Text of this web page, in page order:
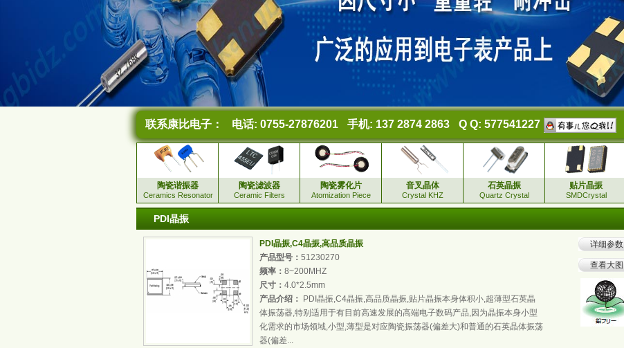
联系康比电子： 电话: 0755-27876201 手机: 137 2874 2863 Q Q: 577541227
陶瓷谐振器
Ceramics Resonator
陶瓷滤波器
Ceramic Filters
陶瓷雾化片
Atomization Piece
音叉晶体
Crystal KHZ
石英晶振
Quartz Crystal
贴片晶振
SMDCrystal
PDI晶振
PDI晶振,C4晶振,高品质晶振
产品型号： 51230270
频率： 8~200MHZ
尺寸： 4.0*2.5mm
产品介绍：
PDI晶振,C4晶振,高品质晶振,贴片晶振本身体积小,超薄型石英晶
体振荡器,特别适用于有目前高速发展的高端电子数码产品,因为晶振本身小型
化需求的市场领域,小型,薄型是对应陶瓷振荡器(偏差大)和普通的石英晶体振荡
器(偏差...
详细参数
查看大图